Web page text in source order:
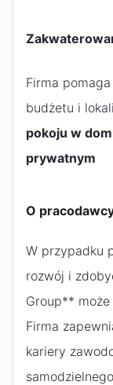
Firma
budżetu i
pokoju w
prywatnym
O
W przypadku
rozwój i
Group**
Firma
kariery